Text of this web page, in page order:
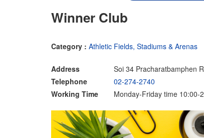
Winner Club
Category : Athletic Fields, Stadiums & Arenas
Address
Soi 34 Pracharatbamphen
Telephone
02-274-2740
Working Time
Monday-Friday time 10:00-